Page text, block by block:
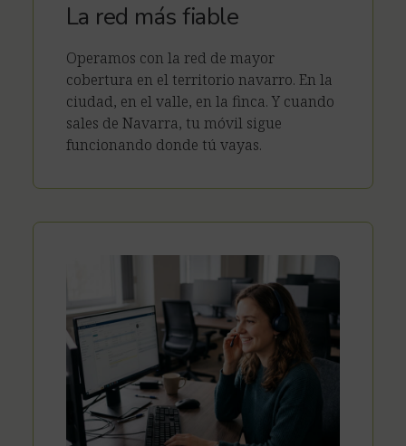
La red más fiable
Operamos con la red de mayor
cobertura en el territorio navarro. En la
ciudad, en el valle, en la finca. Y cuando
sales de Navarra, tu móvil sigue
funcionando donde tú vayas.